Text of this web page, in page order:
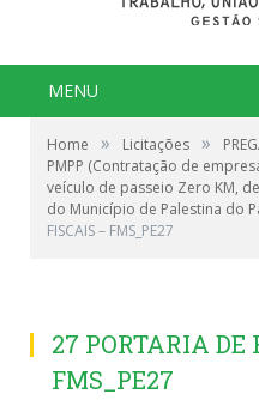
MENU
Home » Licitações »
PMPP (Contratação de
veículo de passeio Zero KM,
do Município de Palestina do
FISCAIS – FMS_PE27
27 PORTARIA DE
FMS_PE27